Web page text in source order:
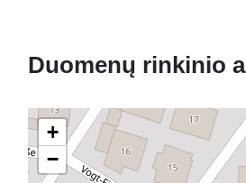
Duomenų rinkinio
+
−